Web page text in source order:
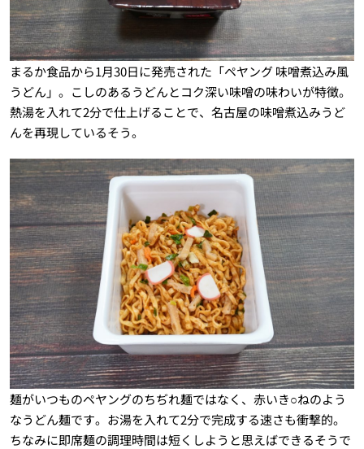
まるか食品から1月30日に発売された「ペヤング 味噌煮込み風
うどん」。こしのあるうどんとコク深い味噌の味わいが特徴。
熱湯を入れて2分で仕上げることで、名古屋の味噌煮込みうど
んを再現しているそう。
麺がいつものペヤングのちぢれ麺ではなく、赤いき○ねのよう
なうどん麺です。お湯を入れて2分で完成する速さも衝撃的。
ちなみに即席麺の調理時間は短くしようと思えばできるそうで